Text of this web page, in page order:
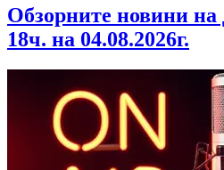
Обзорните новини
18ч. на 04.08.2026г.